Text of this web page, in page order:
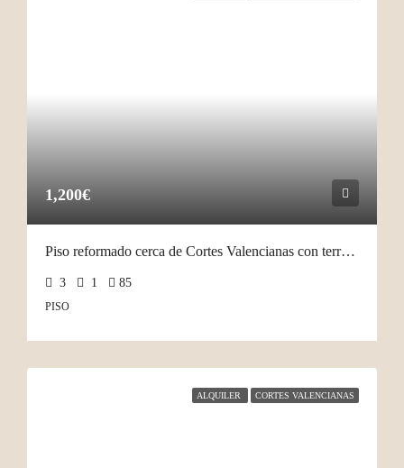
1,200€
Piso reformado cerca de Cortes Valencianas con terraza
3 1 85
PISO
ALQUILER CORTES VALENCIANAS